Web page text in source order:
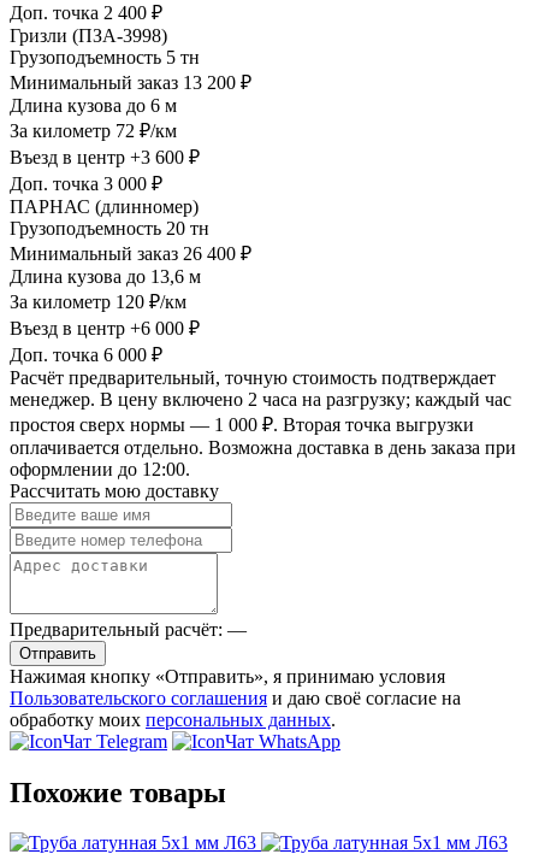
Доп. точка 2 400 ₽
Гризли (ПЗА-3998)
Грузоподъемность 5 тн
Минимальный заказ 13 200 ₽
Длина кузова до 6 м
За километр 72 ₽/км
Въезд в центр +3 600 ₽
Доп. точка 3 000 ₽
ПАРНАС (длинномер)
Грузоподъемность 20 тн
Минимальный заказ 26 400 ₽
Длина кузова до 13,6 м
За километр 120 ₽/км
Въезд в центр +6 000 ₽
Доп. точка 6 000 ₽
Расчёт предварительный, точную стоимость подтверждает
менеджер. В цену включено 2 часа на разгрузку; каждый час
простоя сверх нормы — 1 000 ₽. Вторая точка выгрузки
оплачивается отдельно. Возможна доставка в день заказа при
оформлении до 12:00.
Рассчитать мою доставку
Предварительный расчёт: —
Отправить
Нажимая кнопку «Отправить», я принимаю условия
Пользовательского соглашения и даю своё согласие на
обработку моих персональных данных.
Чат Telegram
Чат WhatsApp
Похожие товары